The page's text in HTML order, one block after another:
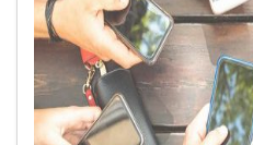
تغيير
شكل
الهيكل
العظمي!
مغلقة